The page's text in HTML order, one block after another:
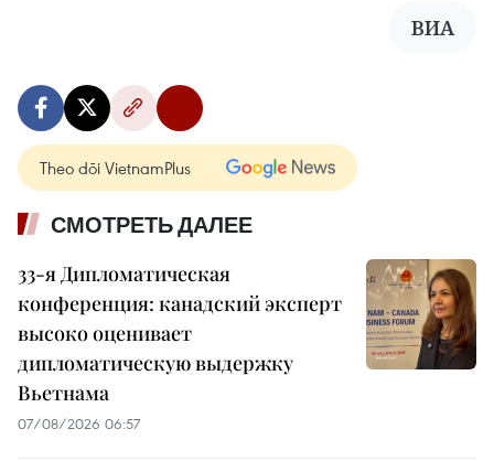
ВИА
Theo dõi VietnamPlus
СМОТРЕТЬ ДАЛЕЕ
33-я Дипломатическая
конференция: канадский эксперт
высоко оценивает
дипломатическую выдержку
Вьетнама
07/08/2026 06:57